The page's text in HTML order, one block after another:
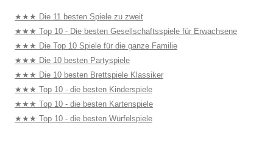
★★★ Die 11 besten Spiele zu zweit
★★★ Top 10 - Die besten Gesellschaftsspiele für Erwachsene
★★★ Die Top 10 Spiele für die ganze Familie
★★★ Die 10 besten Partyspiele
★★★ Die 10 besten Brettspiele Klassiker
★★★ Top 10 - die besten Kinderspiele
★★★ Top 10 - die besten Kartenspiele
★★★ Top 10 - die besten Würfelspiele